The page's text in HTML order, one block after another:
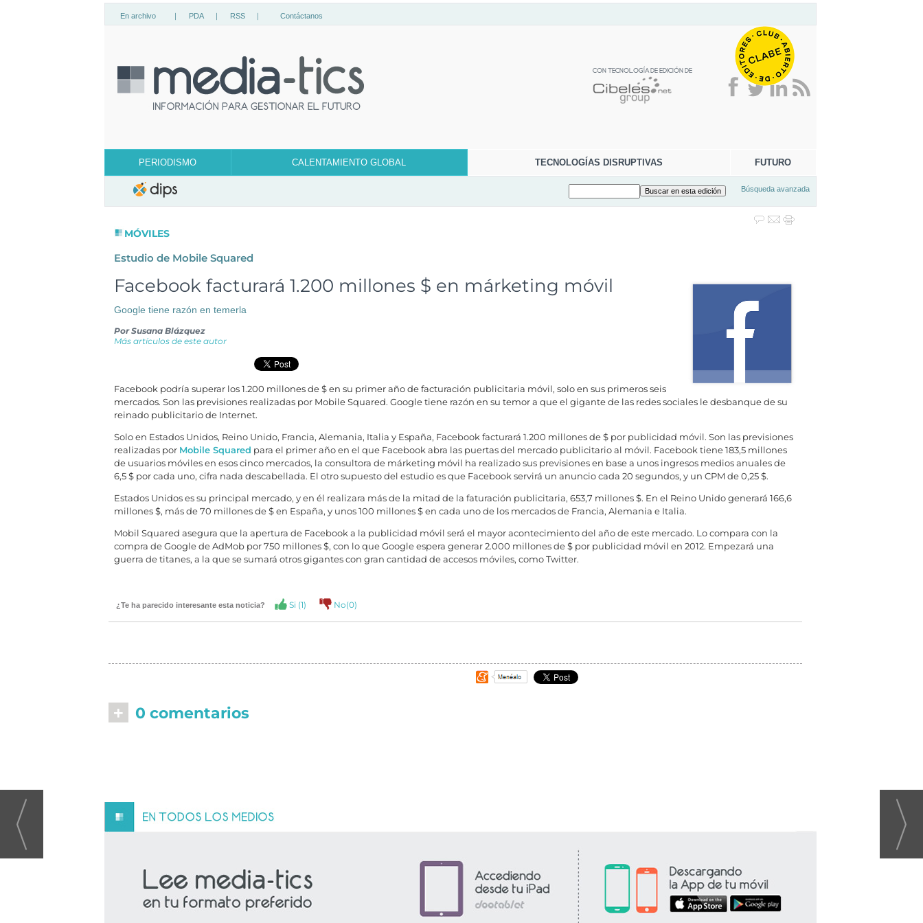
En archivo | PDA | RSS | Contáctanos
PERIODISMO CALENTAMIENTO GLOBAL TECNOLOGÍAS DISRUPTIVAS FUTURO
Búsqueda avanzada
MÓVILES
Estudio de Mobile Squared
Facebook facturará 1.200 millones $ en márketing móvil
Google tiene razón en temerla
PorSusana Blázquez
Más artículos de este autor
Facebook podría superar los 1.200 millones de $ en su primer año de facturación publicitaria móvil, solo en sus primeros seis
mercados. Son las previsiones realizadas por Mobile Squared. Google tiene razón en su temor a que el gigante de las redes sociales le desbanque de su
reinado publicitario de Internet.
Solo en Estados Unidos, Reino Unido, Francia, Alemania, Italia y España, Facebook facturará 1.200 millones de $ por publicidad móvil. Son las previsiones
realizadas por Mobile Squared para el primer año en el que Facebook abra las puertas del mercado publicitario al móvil. Facebook tiene 183,5 millones
de usuarios móviles en esos cinco mercados, la consultora de márketing móvil ha realizado sus previsiones en base a unos ingresos medios anuales de
6,5 $ por cada uno, cifra nada descabellada. El otro supuesto del estudio es que Facebook servirá un anuncio cada 20 segundos, y un CPM de 0,25 $.
Estados Unidos es su principal mercado, y en él realizara más de la mitad de la faturación publicitaria, 653,7 millones $. En el Reino Unido generará 166,6
millones $, más de 70 millones de $ en España, y unos 100 millones $ en cada uno de los mercados de Francia, Alemania e Italia.
Mobil Squared asegura que la apertura de Facebook a la publicidad móvil será el mayor acontecimiento del año de este mercado. Lo compara con la
compra de Google de AdMob por 750 millones $, con lo que Google espera generar 2.000 millones de $ por publicidad móvil en 2012. Empezará una
guerra de titanes, a la que se sumará otros gigantes con gran cantidad de accesos móviles, como Twitter.
¿Te ha parecido interesante esta noticia? Si (1) No(0)
+ 0 comentarios